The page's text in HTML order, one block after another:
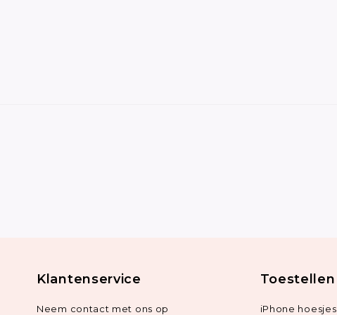
Klantenservice
Neem contact met ons op
Toestellen
iPhone hoesjes